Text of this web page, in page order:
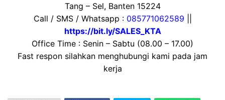
Tang – Sel, Banten 15224
Call / SMS / Whatsapp : 085771062589
https://bit.ly/SALES_KTA
Office Time : Senin – Sabtu (08.00 – 17.00)
Fast respon silahkan menghubungi kami pada jam
kerja